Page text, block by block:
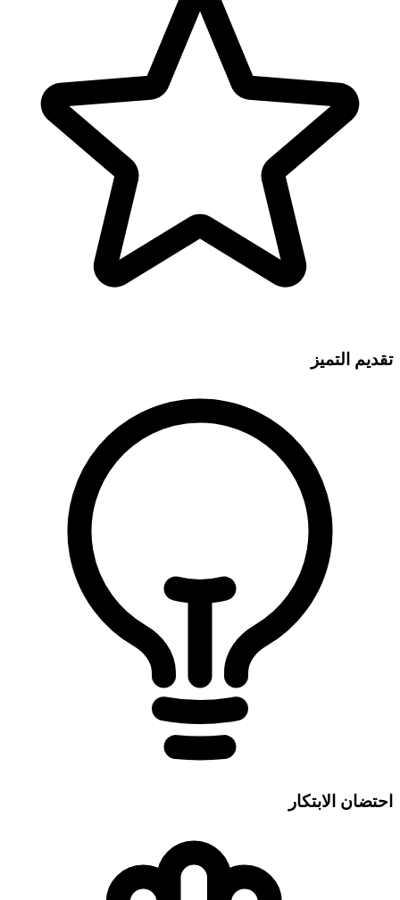
تقديم التميز
احتضان الابتكار